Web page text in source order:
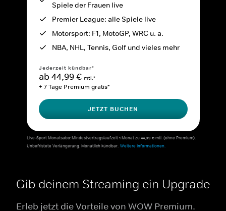
Spiele der Frauen live
Premier League: alle Spiele live
Motorsport: F1, MotoGP, WRC u. a.
NBA, NHL, Tennis, Golf und vieles mehr
Jederzeit kündbar*
ab 44,99 € mtl.*
+ 7 Tage Premium gratis*
JETZT BUCHEN
Live-Sport Monatsabo: Mindestvertragslaufzeit 1 Monat zu 44,99 € mtl. (ohne Premium).
Unbefristete Verlängerung. Monatlich kündbar. Weitere Informationen.
Gib deinem Streaming ein Upgrade
Erleb jetzt die Vorteile von WOW Premium.